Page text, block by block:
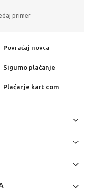
primer
Povraćaj novca
Sigurno plaćanje
Plaćanje karticom